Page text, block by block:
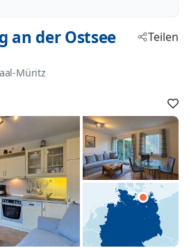
an der Ostsee
Müritz
Teilen